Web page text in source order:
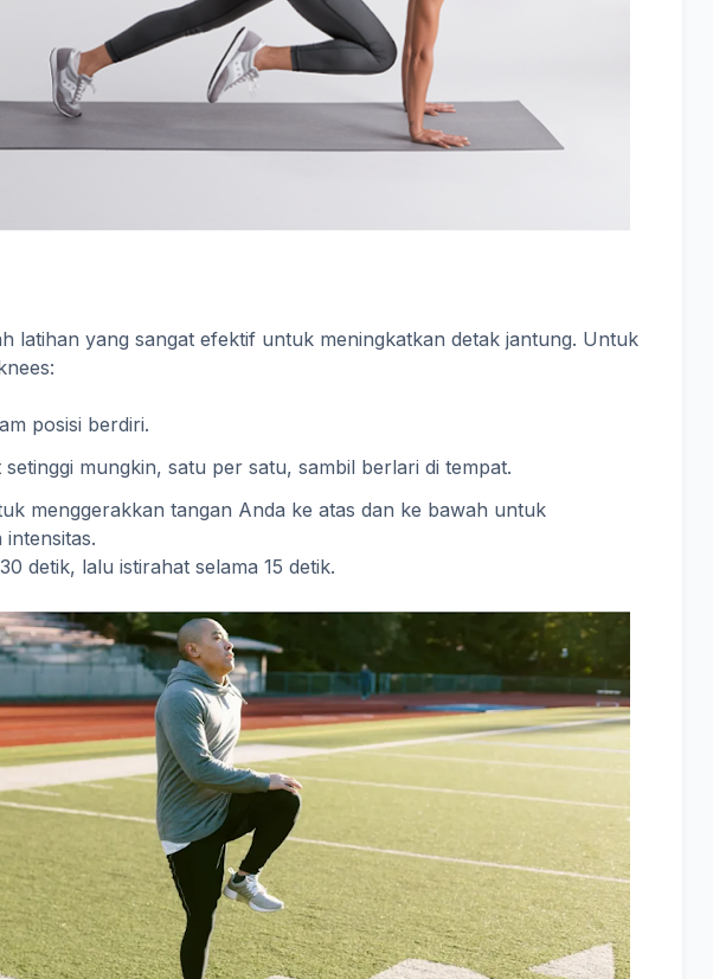
latihan yang sangat efektif untuk meningkatkan detak jantung. Untuk
posisi berdiri.
mungkin, satu per satu, sambil berlari di tempat.
menggerakkan tangan Anda ke atas dan ke bawah untuk
intensitas.
detik, lalu istirahat selama 15 detik.